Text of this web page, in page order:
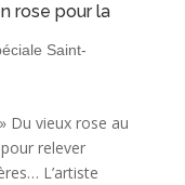
rose pour la
Saint-
Du vieux rose au
relever
L’artiste